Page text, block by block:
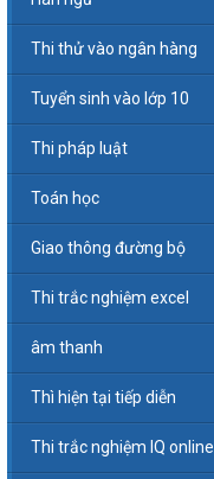
Thi thử vào ngân hàng
Tuyển sinh vào lớp 10
Thi pháp luật
Toán học
Giao thông đường bộ
Thi trắc nghiệm excel
âm thanh
Thì hiện tại tiếp diễn
Thi trắc nghiệm IQ online